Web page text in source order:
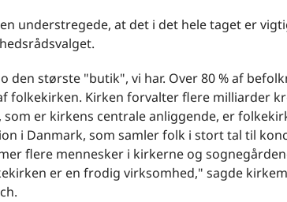
understregede, at det i det hele taget er
den største "butik", vi har. Over 80 % af
folkekirken. Kirken forvalter flere milliarder
er kirkens centrale anliggende, er
i Danmark, som samler folk i stort tal til
flere mennesker i kirkerne og
er en frodig virksomhed," sagde